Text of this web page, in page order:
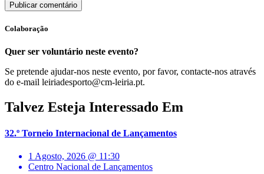
Colaboração
Quer ser voluntário neste evento?
Se pretende ajudar-nos neste evento, por favor, contacte-nos através
do e-mail leiriadesporto@cm-leiria.pt.
Talvez Esteja Interessado Em
32.º Torneio Internacional de Lançamentos
1 Agosto, 2026 @ 11:30
Centro Nacional de Lançamentos